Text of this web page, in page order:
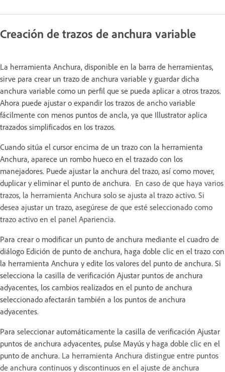
Creación de trazos de anchura variable
La herramienta Anchura, disponible en la barra de herramientas,
sirve para crear un trazo de anchura variable y guardar dicha
anchura variable como un perfil que se pueda aplicar a otros trazos.
Ahora puede ajustar o expandir los trazos de ancho variable
fácilmente con menos puntos de ancla, ya que Illustrator aplica
trazados simplificados en los trazos.
Cuando sitúa el cursor encima de un trazo con la herramienta
Anchura, aparece un rombo hueco en el trazado con los
manejadores. Puede ajustar la anchura del trazo, así como mover,
duplicar y eliminar el punto de anchura. En caso de que haya varios
trazos, la herramienta Anchura solo se ajusta al trazo activo. Si
desea ajustar un trazo, asegúrese de que esté seleccionado como
trazo activo en el panel Apariencia.
Para crear o modificar un punto de anchura mediante el cuadro de
diálogo Edición de punto de anchura, haga doble clic en el trazo con
la herramienta Anchura y edite los valores del punto de anchura. Si
selecciona la casilla de verificación Ajustar puntos de anchura
adyacentes, los cambios realizados en el punto de anchura
seleccionado afectarán también a los puntos de anchura
adyacentes.
Para seleccionar automáticamente la casilla de verificación Ajustar
puntos de anchura adyacentes, pulse Mayús y haga doble clic en el
punto de anchura. La herramienta Anchura distingue entre puntos
de anchura continuos y discontinuos en el ajuste de anchura